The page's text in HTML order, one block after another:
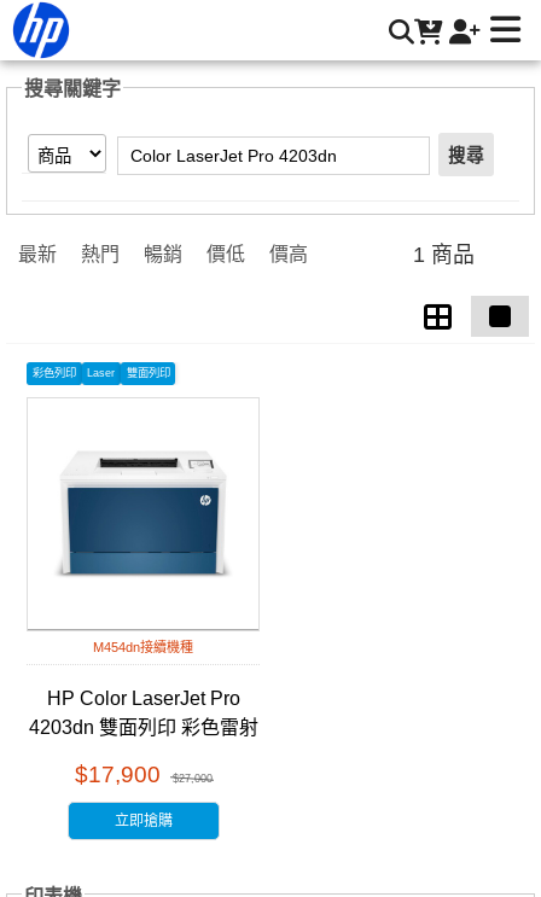
【Color LaserJet Pro 4203dn】搜尋結果 | HP® 惠普台灣原廠
搜尋關鍵字
搜尋
最新 熱門 暢銷 價低 價高 1 商品
彩色列印 Laser 雙面列印
M454dn接續機種
HP Color LaserJet Pro
4203dn 雙面列印 彩色雷射
$17,900 $27,000
立即搶購